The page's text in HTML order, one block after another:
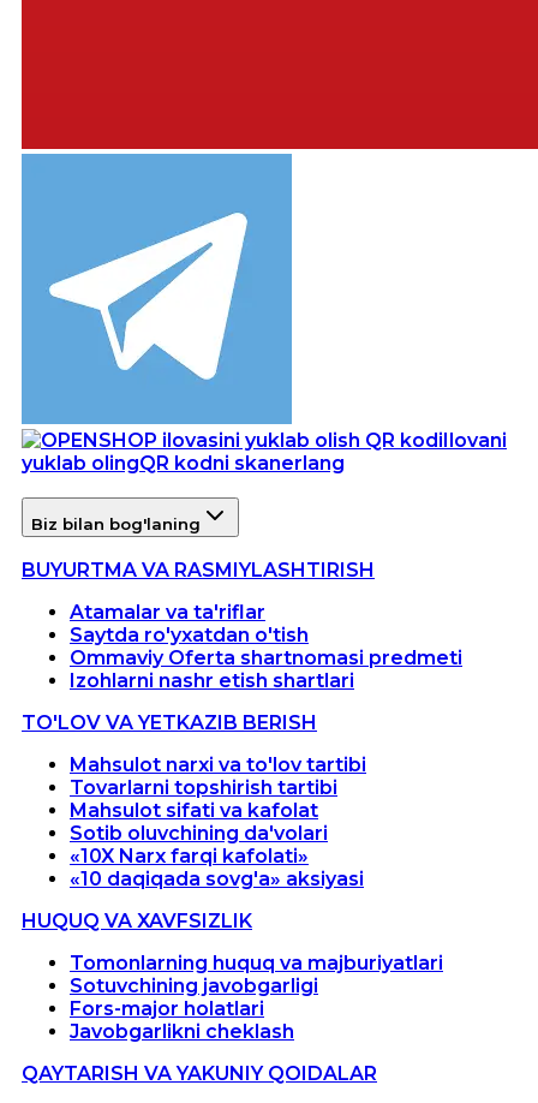
Ilovani
yuklab olingQR kodni skanerlang
Biz bilan bog'laning
BUYURTMA VA RASMIYLASHTIRISH
Atamalar va ta'riflar
Saytda ro'yxatdan o'tish
Ommaviy Oferta shartnomasi predmeti
Izohlarni nashr etish shartlari
TO'LOV VA YETKAZIB BERISH
Mahsulot narxi va to'lov tartibi
Tovarlarni topshirish tartibi
Mahsulot sifati va kafolat
Sotib oluvchining da'volari
«10X Narx farqi kafolati»
«10 daqiqada sovg'a» aksiyasi
HUQUQ VA XAVFSIZLIK
Tomonlarning huquq va majburiyatlari
Sotuvchining javobgarligi
Fors-major holatlari
Javobgarlikni cheklash
QAYTARISH VA YAKUNIY QOIDALAR